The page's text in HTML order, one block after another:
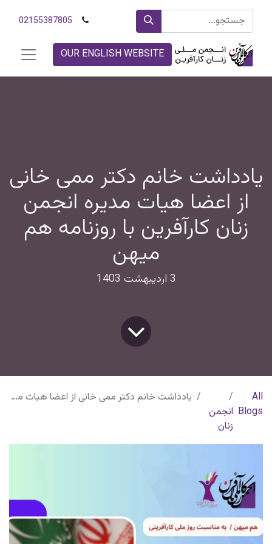
02155387805
OUR ENGLISH WEBSITE
یادداشت خانم دکتر ممی خانی
از اعضا هیات مدیره انجمن
زنان کارآفرین با روزنامه هم
میهن
3 اردیبهشت 1403
All
Blogs انجمن
زنان
یادداشت خانم دکتر ممی خانی از اعضا هیات مدیره انجمن زنان کارآفرین با روزنامه هم میهن